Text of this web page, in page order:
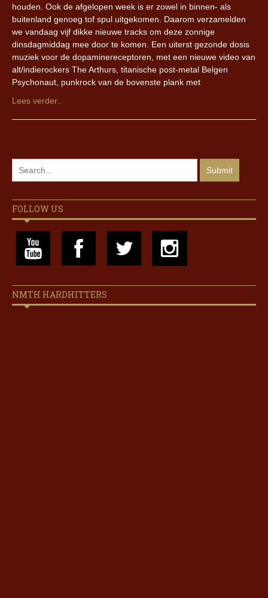
houden. Ook de afgelopen week is er zowel in binnen- als
buitenland genoeg tof spul uitgekomen. Daarom verzamelden
we vandaag vijf dikke nieuwe tracks om deze zonnige
dinsdagmiddag mee door te komen. Een uiterst gezonde dosis
muziek voor de dopaminereceptoren, met een nieuwe video van
alt/indierockers The Arthurs, titanische post-metal Belgen
Psychonaut, punkrock van de bovenste plank met
Lees verder..
FOLLOW US
NMTH HARDHITTERS